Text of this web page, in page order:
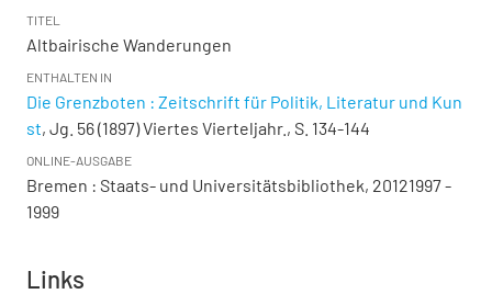
TITEL
Altbairische Wanderungen
ENTHALTEN IN
Die Grenzboten : Zeitschrift für Politik, Literatur und Kun
st, Jg. 56 (1897) Viertes Vierteljahr., S. 134-144
ONLINE-AUSGABE
Bremen : Staats- und Universitätsbibliothek, 20121997 -
1999
Links